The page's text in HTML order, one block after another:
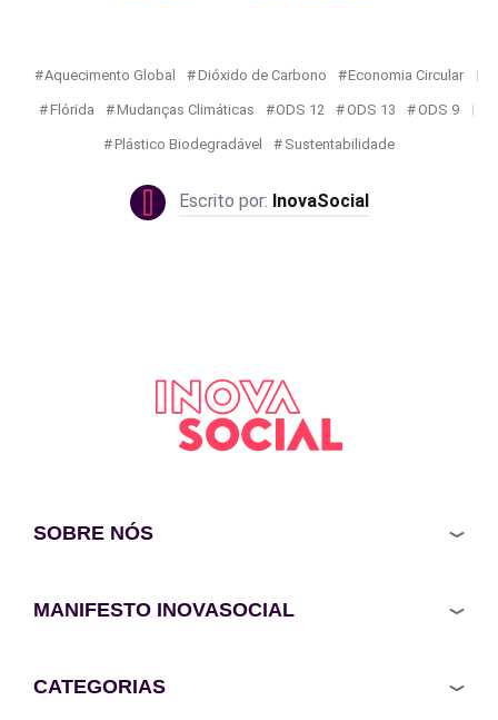
Aquecimento Global Dióxido de Carbono Economia Circular
Flórida Mudanças Climáticas ODS 12 ODS 13 ODS 9
Plástico Biodegradável Sustentabilidade
InovaSocial
SOBRE NÓS
MANIFESTO INOVASOCIAL
CATEGORIAS